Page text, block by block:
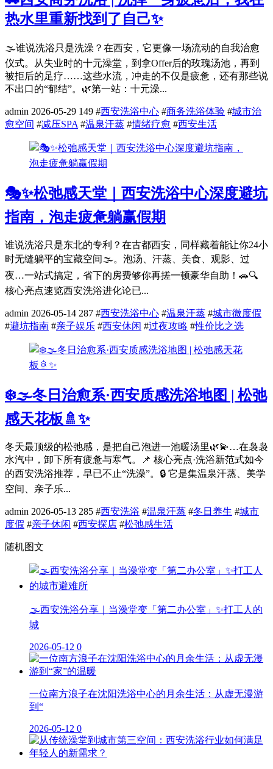
热水里重新找到了自己✨
🌫️谁说洗浴只是洗澡？在西安，它更像一场流动的自我治愈
仪式。从失业时的十元澡堂，到拿Offer后的玫瑰汤池，再到
被拒后的足疗……这些水流，冲走的不仅是疲惫，还有那些说
不出口的“郁结”。🌿第一站：十元澡...
admin 2026-05-29 149 #西安洗浴中心 #商务洗浴体验 #城市治
愈空间 #减压SPA #温泉汗蒸 #情绪疗愈 #西安生活
🎭✨松弛感天堂｜西安洗浴中心深度避坑
指南，泡走疲惫躺赢假期
谁说洗浴只是东北的专利？在古都西安，同样藏着能让你24小
时无缝躺平的宝藏空间🌫️。泡汤、汗蒸、美食、观影、过
夜…一站式搞定，省下的房费够你再搓一顿豪华自助！🚗🔍
核心亮点速览西安洗浴进化论已...
admin 2026-05-14 287 #西安洗浴中心 #温泉汗蒸 #城市微度假
#避坑指南 #亲子娱乐 #西安休闲 #过夜攻略 #性价比之选
❄️🌫️冬日治愈系·西安质感洗浴地图 | 松弛
感天花板🚿✨
冬天最顶级的松弛感，是把自己泡进一池暖汤里🌿💫…在袅袅
水汽中，卸下所有疲惫与寒气。📌 核心亮点·洗浴新范式如今
的西安洗浴推荐，早已不止“洗澡”。🔒 它是集温泉汗蒸、美学
空间、亲子乐...
admin 2026-05-13 285 #西安洗浴 #温泉汗蒸 #冬日养生 #城市
度假 #亲子休闲 #西安探店 #松弛感生活
随机图文
🌫️西安洗浴分享｜当澡堂变「第二办公室」✨打工人的
城
2026-05-12 0
一位南方浪子在沈阳洗浴中心的月余生活：从虚无漫游
到“
2026-05-12 0